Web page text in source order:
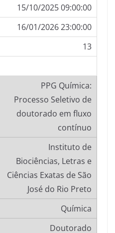
15/10/2025 09:00:00
16/01/2026 23:00:00
13
PPG Química:
Processo Seletivo de
doutorado em fluxo
contínuo
Instituto de
Biociências, Letras e
Ciências Exatas de São
José do Rio Preto
Química
Doutorado